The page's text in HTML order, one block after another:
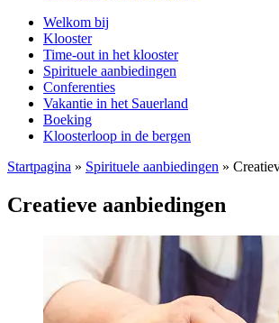
Welkom bij
Klooster
Time-out in het klooster
Spirituele aanbiedingen
Conferenties
Vakantie in het Sauerland
Boeking
Kloosterloop in de bergen
Startpagina » Spirituele aanbiedingen »
Creatieve aanbiedingen